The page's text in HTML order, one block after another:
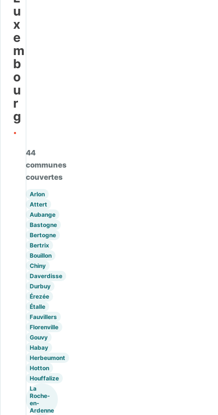
u
x
e
m
b
o
u
r
g
.
44
communes
couvertes
Arlon
Attert
Aubange
Bastogne
Bertogne
Bertrix
Bouillon
Chiny
Daverdisse
Durbuy
Érezée
Étalle
Fauvillers
Florenville
Gouvy
Habay
Herbeumont
Hotton
Houffalize
La
Roche-
en-
Ardenne